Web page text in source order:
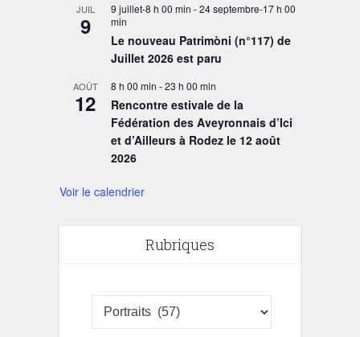
JUIL
9
9 juillet-8 h 00 min -24 septembre-17 h 00
min
Le nouveau Patrimòni (n°117) de
Juillet 2026 est paru
AOÛT
12
8 h 00 min -23 h 00 min
Rencontre estivale de la
Fédération des Aveyronnais d’Ici
et d’Ailleurs à Rodez le 12 août
2026
Voir le calendrier
Rubriques